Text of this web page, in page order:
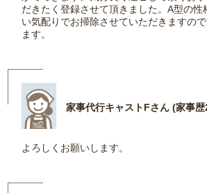
だきたく登録させて頂きました。A型の性
い気配りでお掃除させていただきますの
ます。
家事代行キャストFさん (家事歴
よろしくお願いします。